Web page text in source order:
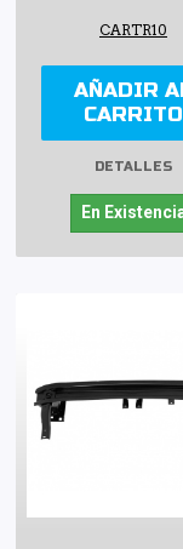
CARTR10
AÑADIR
CARRITO
DETALLES
En